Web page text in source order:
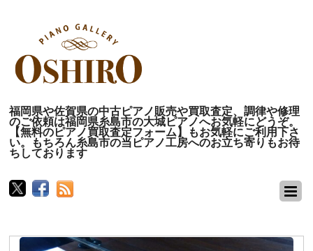
福岡県や佐賀県の中古ピアノ販売や買取査定、調律や修理
のご依頼は福岡県糸島市の大城ピアノへお気軽にどうぞ。
【無料のピアノ買取査定フォーム】もお気軽にご利用下さ
い。もちろん糸島市の当ピアノ工房へのお立ち寄りもお待
ちしております